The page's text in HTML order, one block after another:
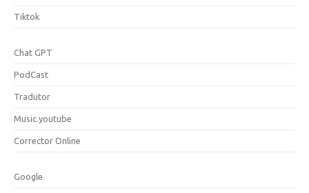
Tiktok
Chat GPT
PodCast
Tradutor
Music.youtube
Corrector Online
Google